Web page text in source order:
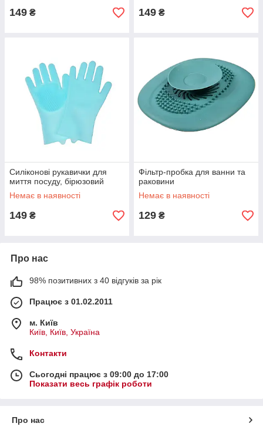
149 ₴ 149 ₴
Силіконові рукавички для
миття посуду, бірюзовий
Немає в наявності
149 ₴
Фільтр-пробка для ванни та
раковини
Немає в наявності
129 ₴
Про нас
98% позитивних з 40 відгуків за рік
Працює з 01.02.2011
м. Київ
Київ, Київ, Україна
Контакти
Сьогодні працює з 09:00 до 17:00
Показати весь графік роботи
Про нас